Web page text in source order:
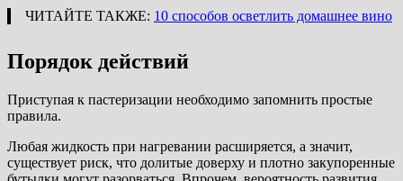
ЧИТАЙТЕ ТАКЖЕ: 10 способов осветлить домашнее вино
Порядок действий
Приступая к пастеризации необходимо запомнить простые
правила.
Любая жидкость при нагревании расширяется, а значит,
существует риск, что долитые доверху и плотно закупоренные